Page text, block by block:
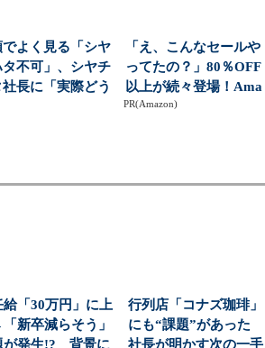
よく見る「シヤ
不可」、シヤチ
長に「実際どう
「え、こんなセールや
ってたの？」80％OFF
以上が続々登場！Ama
zonの本気が...
PR(Amazon)
給「30万円」に上
新卒減らそう」
が発生!? 背景に
行列店「コナズ珈琲」
にも“課題”があった
社長が明かす次の一手